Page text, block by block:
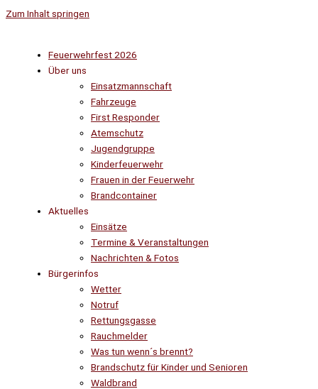
Zum Inhalt springen
Feuerwehrfest 2026
Über uns
Einsatzmannschaft
Fahrzeuge
First Responder
Atemschutz
Jugendgruppe
Kinderfeuerwehr
Frauen in der Feuerwehr
Brandcontainer
Aktuelles
Einsätze
Termine & Veranstaltungen
Nachrichten & Fotos
Bürgerinfos
Wetter
Notruf
Rettungsgasse
Rauchmelder
Was tun wenn´s brennt?
Brandschutz für Kinder und Senioren
Waldbrand